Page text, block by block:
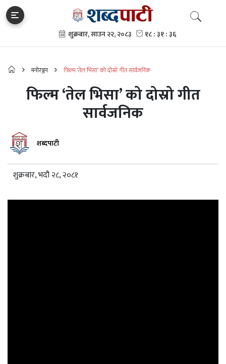
मनोरञ्जन फिल्म ‘तेल भिसा’ को दोस्रो गीत सार्वजनिक
फिल्म ‘तेल भिसा’ को दोस्रो गीत
सार्वजनिक
शब्दपाटी
शुक्रबार, भदौ २८, २०८१